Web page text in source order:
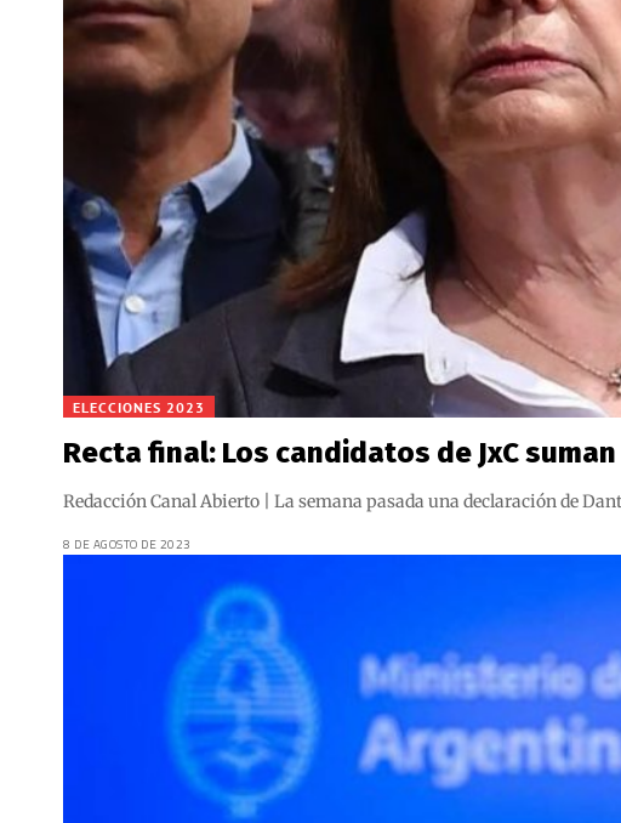
ELECCIONES 2023
Recta final: Los candidatos de JxC
Redacción Canal Abierto | La semana pasada una declaración de
8 DE AGOSTO DE 2023